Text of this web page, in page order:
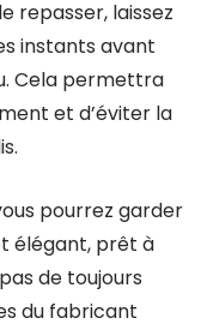
repasser, laissez
instants avant
Cela permettra
et d’éviter la
pourrez garder
élégant, prêt à
de toujours
du fabricant